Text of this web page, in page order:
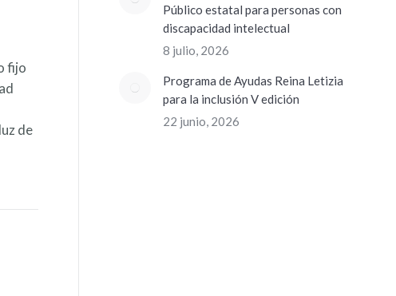
fijo
de
Público estatal para personas con
discapacidad intelectual
8 julio, 2026
Programa de Ayudas Reina Letizia
para la inclusión V edición
22 junio, 2026